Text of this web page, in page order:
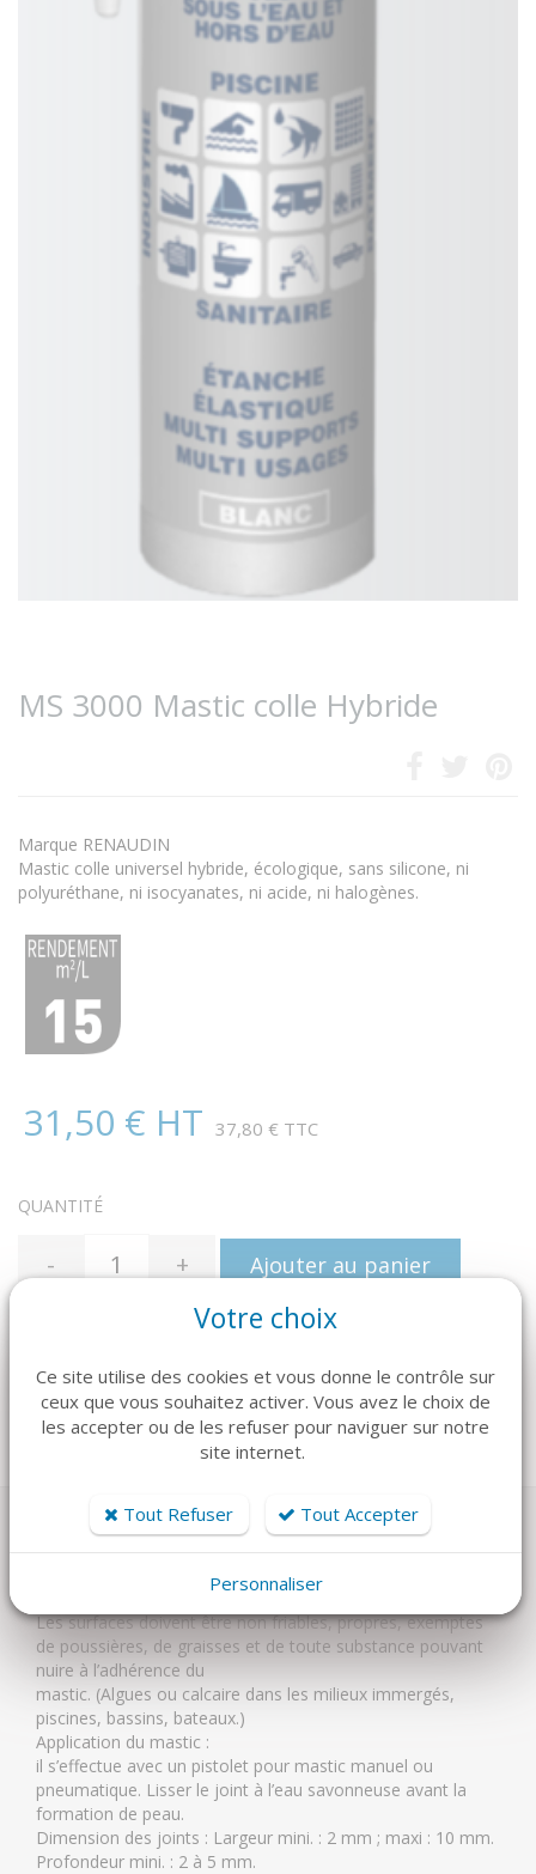
MS 3000 Mastic colle Hybride
Marque RENAUDIN
Mastic colle universel hybride, écologique, sans silicone, ni
polyuréthane, ni isocyanates, ni acide, ni halogènes.
31,50 € HT 37,80 € TTC
QUANTITÉ
- + Ajouter au panier
Catégories : Produits connexes piscine
Les surfaces doivent être non friables, propres, exemptes
de poussières, de graisses et de toute substance pouvant
nuire à l’adhérence du
mastic. (Algues ou calcaire dans les milieux immergés,
piscines, bassins, bateaux.)
Application du mastic :
il s’effectue avec un pistolet pour mastic manuel ou
pneumatique. Lisser le joint à l’eau savonneuse avant la
formation de peau.
Dimension des joints : Largeur mini. : 2 mm ; maxi : 10 mm.
Profondeur mini. : 2 à 5 mm.
Votre choix
Ce site utilise des cookies et vous donne le contrôle sur
ceux que vous souhaitez activer. Vous avez le choix de
les accepter ou de les refuser pour naviguer sur notre
site internet.
Tout Refuser Tout Accepter
Personnaliser